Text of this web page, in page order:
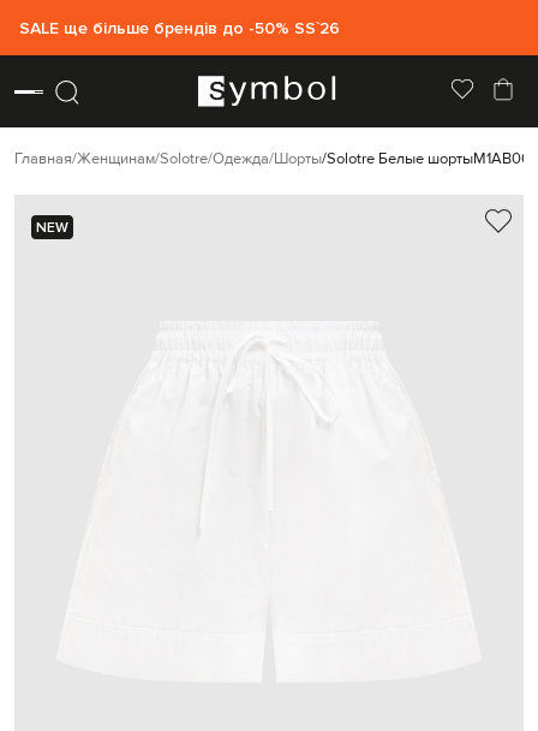
SALE ще більше брендів до -50% SS`26
Главная Женщинам Solotre Одежда Шорты Solotre Белые шорты
NEW